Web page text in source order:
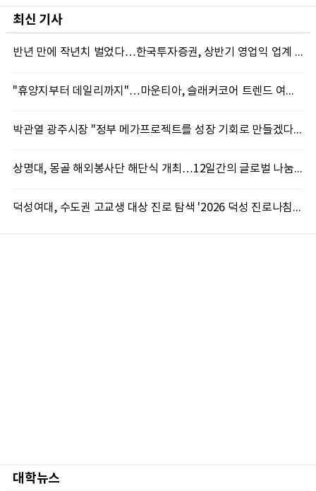
최신 기사
반년 만에 작년치 벌었다…한국투자증권, 상반기 영업익 업계 첫 2조 돌파
"휴양지부터 데일리까지"…마운티아, 슬래커코어 트렌드 여름 신제품 선봬
박관열 광주시장 "정부 메가프로젝트를 성장 기회로 만들겠다"…첫 시정토론회 개최
상명대, 몽골 해외봉사단 해단식 개최…12일간의 글로벌 나눔 성료
덕성여대, 수도권 고교생 대상 진로 탐색 '2026 덕성 진로나침판' 개최
대학뉴스